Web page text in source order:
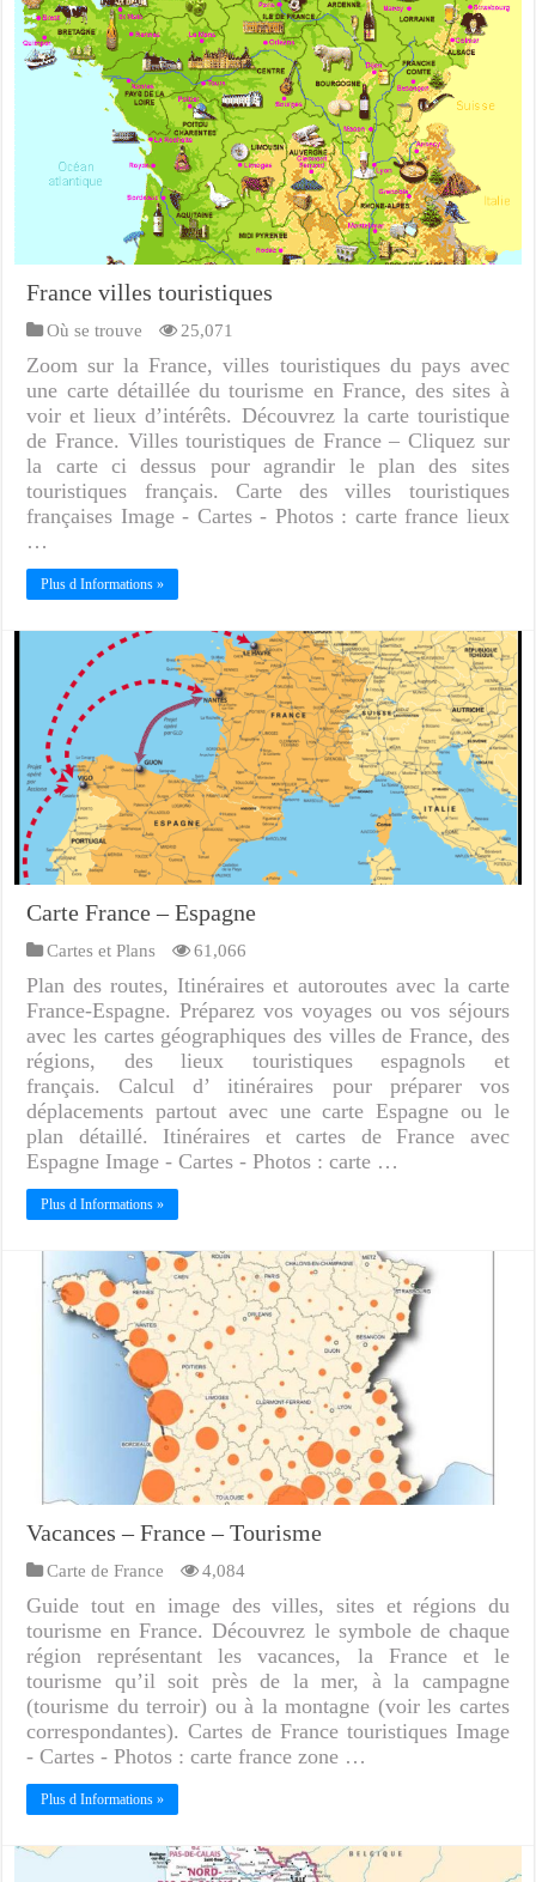
France villes touristiques
Où se trouve 25,071
Zoom sur la France, villes touristiques du pays avec
une carte détaillée du tourisme en France, des sites à
voir et lieux d’intérêts. Découvrez la carte touristique
de France. Villes touristiques de France – Cliquez sur
la carte ci dessus pour agrandir le plan des sites
touristiques français. Carte des villes touristiques
françaises Image - Cartes - Photos : carte france lieux
…
Plus d Informations »
Carte France – Espagne
Cartes et Plans 61,066
Plan des routes, Itinéraires et autoroutes avec la carte
France-Espagne. Préparez vos voyages ou vos séjours
avec les cartes géographiques des villes de France, des
régions, des lieux touristiques espagnols et
français. Calcul d’ itinéraires pour préparer vos
déplacements partout avec une carte Espagne ou le
plan détaillé. Itinéraires et cartes de France avec
Espagne Image - Cartes - Photos : carte …
Plus d Informations »
Vacances – France – Tourisme
Carte de France 4,084
Guide tout en image des villes, sites et régions du
tourisme en France. Découvrez le symbole de chaque
région représentant les vacances, la France et le
tourisme qu’il soit près de la mer, à la campagne
(tourisme du terroir) ou à la montagne (voir les cartes
correspondantes). Cartes de France touristiques Image
- Cartes - Photos : carte france zone …
Plus d Informations »